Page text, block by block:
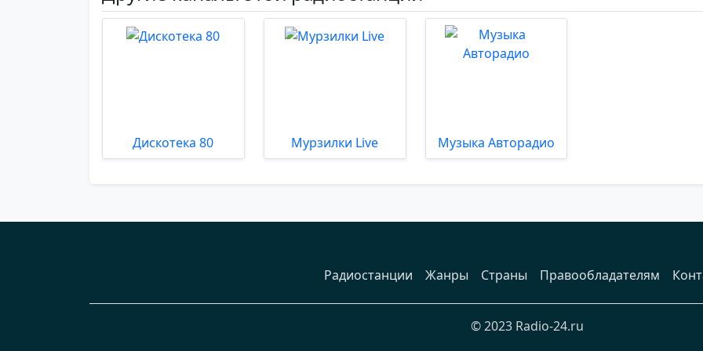
Дискотека 80 Мурзилки Live Музыка Авторадио
Радиостанции Жанры Страны Правообладателям
© 2023 Radio-24.ru